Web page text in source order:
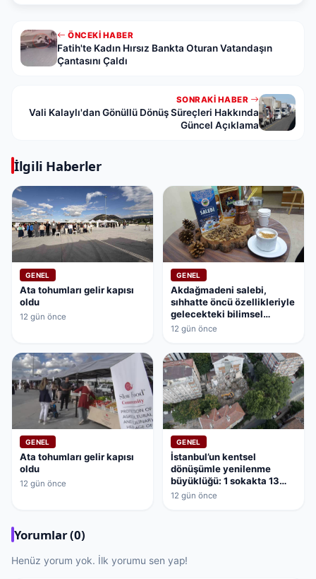
ÖNCEKI HABER
Fatih'te Kadın Hırsız Bankta Oturan Vatandaşın
Çantasını Çaldı
SONRAKI HABER
Vali Kalaylı'dan Gönüllü Dönüş Süreçleri Hakkında
Güncel Açıklama
İlgili Haberler
GENEL
Ata tohumları gelir kapısı
oldu
12 gün önce
GENEL
Akdağmadeni salebi,
sıhhatte öncü özellikleriyle
gelecekteki bilimsel
çalışmaların kapısını
aralamaya hazırlanıyor
12 gün önce
GENEL
Ata tohumları gelir kapısı
oldu
12 gün önce
GENEL
İstanbul’un kentsel
dönüşümle yenilenme
büyüklüğü: 1 sokakta 13
bina dönüşüyor
12 gün önce
Yorumlar (0)
Henüz yorum yok. İlk yorumu sen yap!